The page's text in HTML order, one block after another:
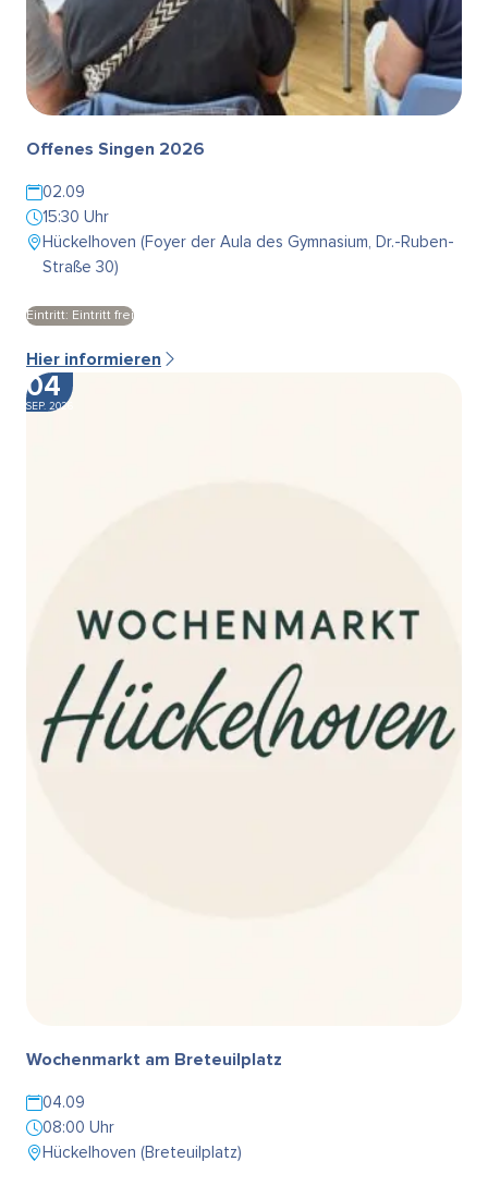
Offenes Singen 2026
02.09
15:30 Uhr
Hückelhoven (Foyer der Aula des Gymnasium, Dr.-Ruben-
Straße 30)
Eintritt: Eintritt frei
Hier informieren
04
SEP. 2026
Wochenmarkt am Breteuilplatz
04.09
08:00 Uhr
Hückelhoven (Breteuilplatz)